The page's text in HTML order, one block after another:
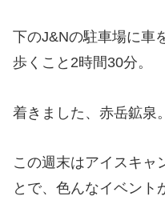
下のJ&Nの駐車場に車
歩くこと2時間30分。
着きました、赤岳鉱泉。
この週末はアイスキャ
とで、色んなイベント